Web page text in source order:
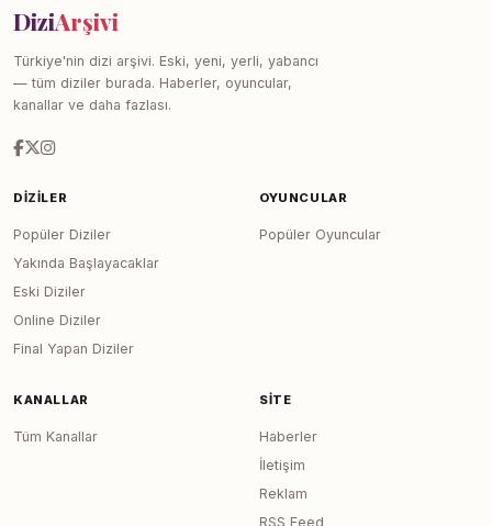
DiziArşivi
Türkiye'nin dizi arşivi. Eski, yeni, yerli, yabancı
— tüm diziler burada. Haberler, oyuncular,
kanallar ve daha fazlası.
DIZILER
Popüler Diziler
Yakında Başlayacaklar
Eski Diziler
Online Diziler
Final Yapan Diziler
OYUNCULAR
Popüler Oyuncular
KANALLAR
Tüm Kanallar
SITE
Haberler
İletişim
Reklam
RSS Feed